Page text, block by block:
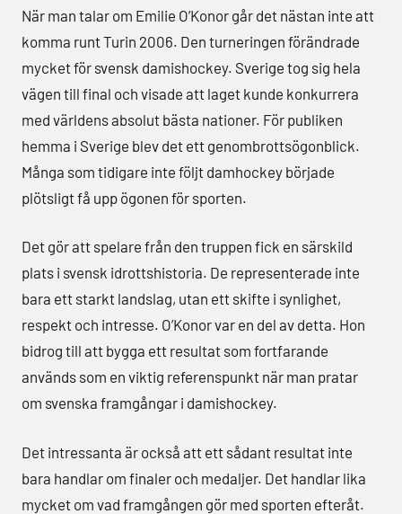
När man talar om Emilie O’Konor går det nästan inte att
komma runt Turin 2006. Den turneringen förändrade
mycket för svensk damishockey. Sverige tog sig hela
vägen till final och visade att laget kunde konkurrera
med världens absolut bästa nationer. För publiken
hemma i Sverige blev det ett genombrottsögonblick.
Många som tidigare inte följt damhockey började
plötsligt få upp ögonen för sporten.
Det gör att spelare från den truppen fick en särskild
plats i svensk idrottshistoria. De representerade inte
bara ett starkt landslag, utan ett skifte i synlighet,
respekt och intresse. O’Konor var en del av detta. Hon
bidrog till att bygga ett resultat som fortfarande
används som en viktig referenspunkt när man pratar
om svenska framgångar i damishockey.
Det intressanta är också att ett sådant resultat inte
bara handlar om finaler och medaljer. Det handlar lika
mycket om vad framgången gör med sporten efteråt.